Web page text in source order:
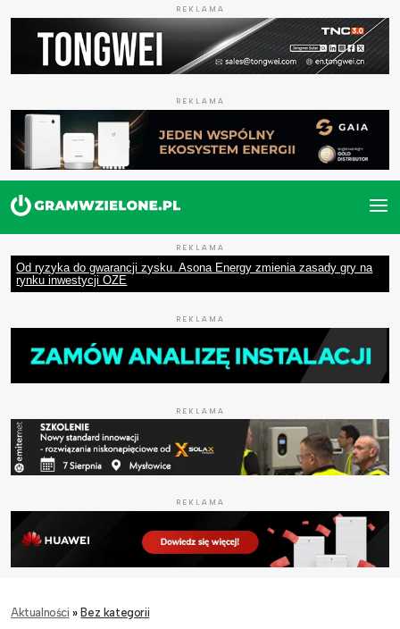
REKLAMA
REKLAMA
REKLAMA
Od ryzyka do gwarancji zysku. Asona Energy zmienia zasady gry na
rynku inwestycji OZE
REKLAMA
REKLAMA
REKLAMA
Aktualności » Bez kategorii